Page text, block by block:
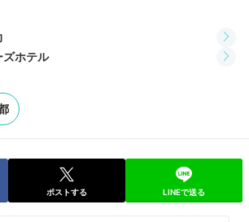
ンジで
ホテル
ポストする LINEで送る